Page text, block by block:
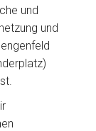
und
und